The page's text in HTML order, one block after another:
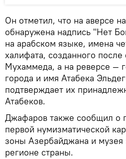
Он отметил, что на аверсе
обнаружена надпись "Нет
на арабском языке, имена
халифата, созданного
Мухаммеда, а на реверсе —
города и имя Атабека
подтверждает их
Атабеков.
Джафаров также сообщил о
первой нумизматической
зоны Азербайджана и
регионе страны.